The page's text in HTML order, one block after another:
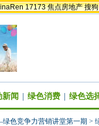
17173 焦点房地产 搜狗
新闻 绿色消费 绿色选
色竞争力营销讲堂第一期 >